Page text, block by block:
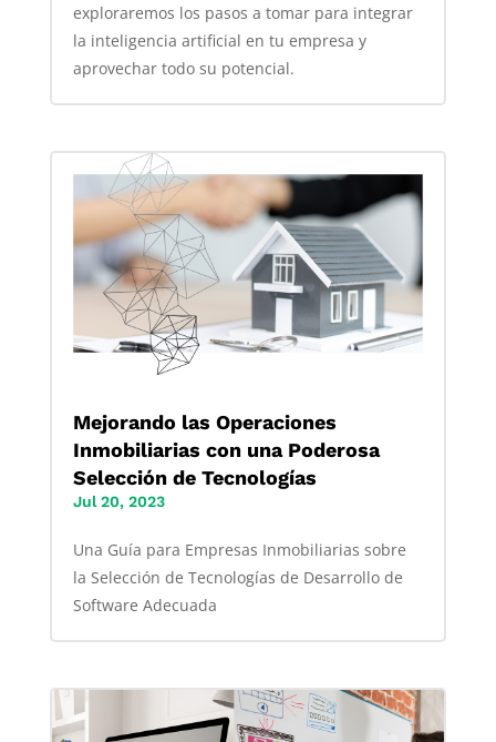
exploraremos los pasos a tomar para integrar
la inteligencia artificial en tu empresa y
aprovechar todo su potencial.
Mejorando las Operaciones
Inmobiliarias con una Poderosa
Selección de Tecnologías
Jul 20, 2023
Una Guía para Empresas Inmobiliarias sobre
la Selección de Tecnologías de Desarrollo de
Software Adecuada